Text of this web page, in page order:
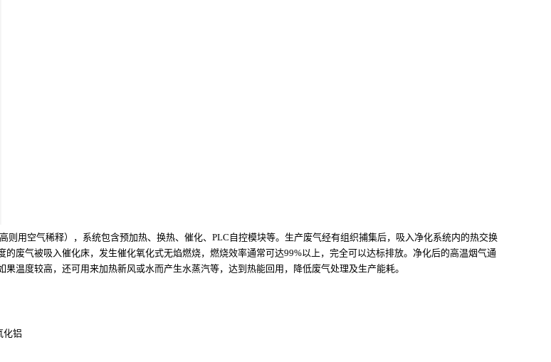
则用空气稀释），系统包含预加热、换热、催化、PLC自控模块等。生产废气经有组织捕集后，吸入净化系统内的热交换
废气被吸入催化床，发生催化氧化式无焰燃烧，燃烧效率通常可达99%以上，完全可以达标排放。净化后的高温烟气通
温度较高，还可用来加热新风或水而产生水蒸汽等，达到热能回用，降低废气处理及生产能耗。
化铝